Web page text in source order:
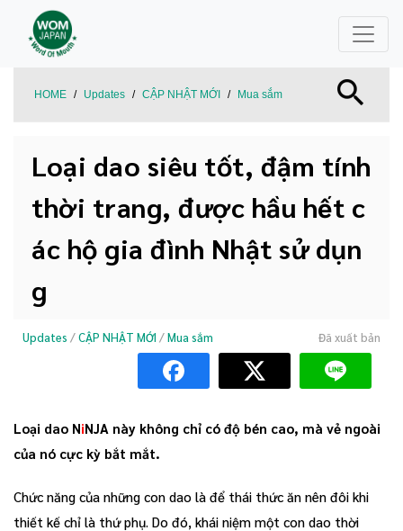
HOME / Updates / CẬP NHẬT MỚI / Mua sắm
Loại dao siêu tốt, đậm tính
thời trang, được hầu hết c
ác hộ gia đình Nhật sử dụn
g
Updates /CẬP NHẬT MỚI /Mua sắm Đã xuất bản
Loại dao NiNJA này không chỉ có độ bén cao, mà vẻ ngoài
của nó cực kỳ bắt mắt.
Chức năng của những con dao là để thái thức ăn nên đôi khi
thiết kế chỉ là thứ phụ. Do đó, khái niệm một con dao thời